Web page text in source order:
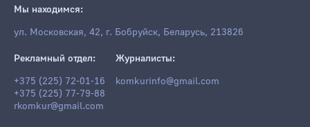
Мы находимся:
ул. Московская, 42, г. Бобруйск, Беларусь, 213826
Рекламный отдел:
+375 (225) 72-01-16
+375 (225) 77-79-88
rkomkur@gmail.com
Журналисты:
komkurinfo@gmail.com